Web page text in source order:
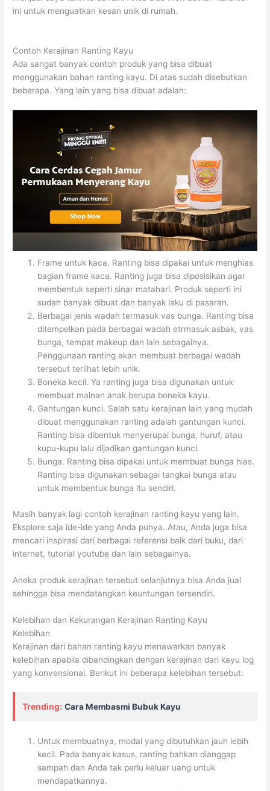
ini untuk menguatkan kesan unik di rumah.
Contoh Kerajinan Ranting Kayu
Ada sangat banyak contoh produk yang bisa dibuat
menggunakan bahan ranting kayu. Di atas sudah disebutkan
beberapa. Yang lain yang bisa dibuat adalah:
Frame untuk kaca. Ranting bisa dipakai untuk menghias
bagian frame kaca. Ranting juga bisa diposisikan agar
membentuk seperti sinar matahari. Produk seperti ini
sudah banyak dibuat dan banyak laku di pasaran.
Berbagai jenis wadah termasuk vas bunga. Ranting bisa
ditempelkan pada berbagai wadah etrmasuk asbak, vas
bunga, tempat makeup dan lain sebagainya.
Penggunaan ranting akan membuat berbagai wadah
tersebut terlihat lebih unik.
Boneka kecil. Ya ranting juga bisa digunakan untuk
membuat mainan anak berupa boneka kayu.
Gantungan kunci. Salah satu kerajinan lain yang mudah
dibuat menggunakan ranting adalah gantungan kunci.
Ranting bisa dibentuk menyerupai bunga, huruf, atau
kupu-kupu lalu dijadikan gantungan kunci.
Bunga. Ranting bisa dipakai untuk membuat bunga hias.
Ranting bisa digunakan sebagai tangkai bunga atau
untuk membentuk bunga itu sendiri.
Masih banyak lagi contoh kerajinan ranting kayu yang lain.
Eksplore saja ide-ide yang Anda punya. Atau, Anda juga bisa
mencari inspirasi dari berbagai referensi baik dari buku, dari
internet, tutorial youtube dan lain sebagainya.
Aneka produk kerajinan tersebut selanjutnya bisa Anda jual
sehingga bisa mendatangkan keuntungan tersendiri.
Kelebihan dan Kekurangan Kerajinan Ranting Kayu
Kelebihan
Kerajinan dari bahan ranting kayu menawarkan banyak
kelebihan apabila dibandingkan dengan kerajinan dari kayu log
yang konvensional. Berikut ini beberapa kelebihan tersebut:
Trending: Cara Membasmi Bubuk Kayu
Untuk membuatnya, modal yang dibutuhkan jauh lebih
kecil. Pada banyak kasus, ranting bahkan dianggap
sampah dan Anda tak perlu keluar uang untuk
mendapatkannya.